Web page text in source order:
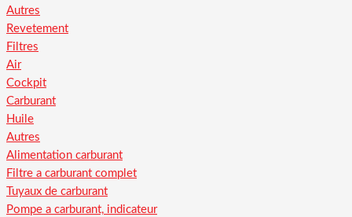
Autres
Revetement
Filtres
Air
Cockpit
Carburant
Huile
Autres
Alimentation carburant
Filtre a carburant complet
Tuyaux de carburant
Pompe a carburant, indicateur